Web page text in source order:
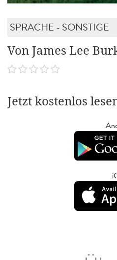
SPRACHE - SONSTIGE
Von James Lee
Jetzt kostenlos